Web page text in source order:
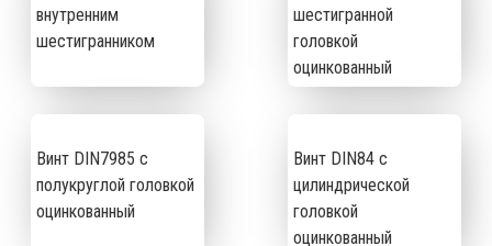
внутренним
шестигранником
шестигранной
головкой
оцинкованный
Винт DIN7985 с
полукруглой головкой
оцинкованный
Винт DIN84 с
цилиндрической
головкой
оцинкованный